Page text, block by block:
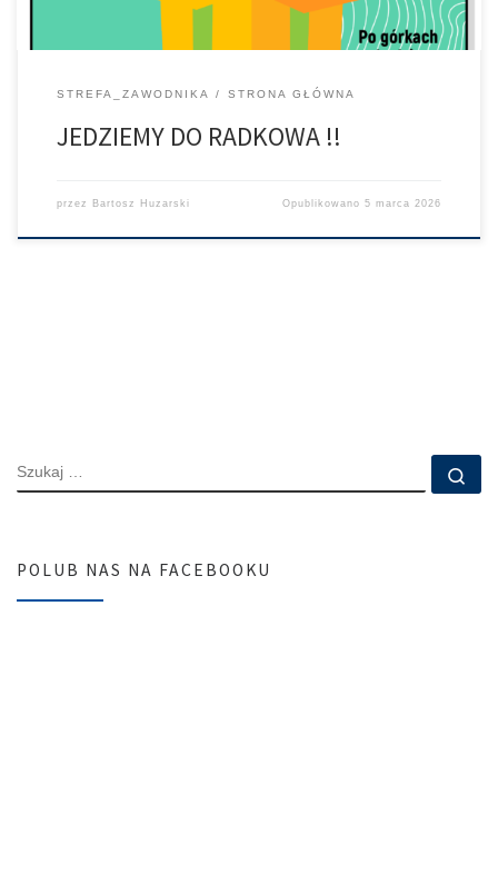
STREFA_ZAWODNIKA STRONA GŁÓWNA
JEDZIEMY DO RADKOWA !!
przez Bartosz Huzarski Opublikowano5 marca 2026
SZUKAJ
POLUB NAS NA FACEBOOKU